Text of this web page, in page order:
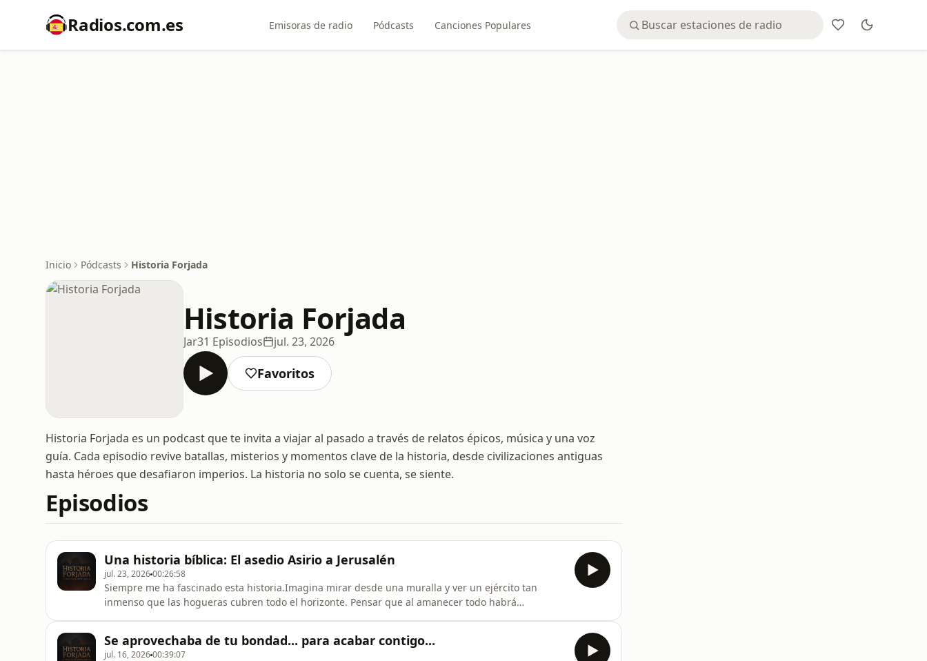
Radios.com.es Emisoras de radio Pódcasts Canciones Populares
Inicio Pódcasts Historia Forjada
Historia Forjada
Jar31 Episodios jul. 23, 2026
Favoritos
Historia Forjada es un podcast que te invita a viajar al pasado a través de relatos épicos, música y una voz
guía. Cada episodio revive batallas, misterios y momentos clave de la historia, desde civilizaciones antiguas
hasta héroes que desafiaron imperios. La historia no solo se cuenta, se siente.
Episodios
Una historia bíblica: El asedio Asirio a Jerusalén
jul. 23, 202600:26:58
Siempre me ha fascinado esta historia.Imagina mirar desde una muralla y ver un ejército tan
inmenso que las hogueras cubren todo el horizonte. Pensar que al amanecer todo habrá
impactantes de la Biblia y
Se aprovechaba de tu bondad... para acabar contigo...
jul. 16, 202600:39:07